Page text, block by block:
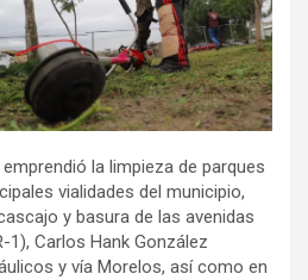
la limpieza de parques
vialidades del municipio,
y basura de las avenidas
Carlos Hank González
y vía Morelos, así como en